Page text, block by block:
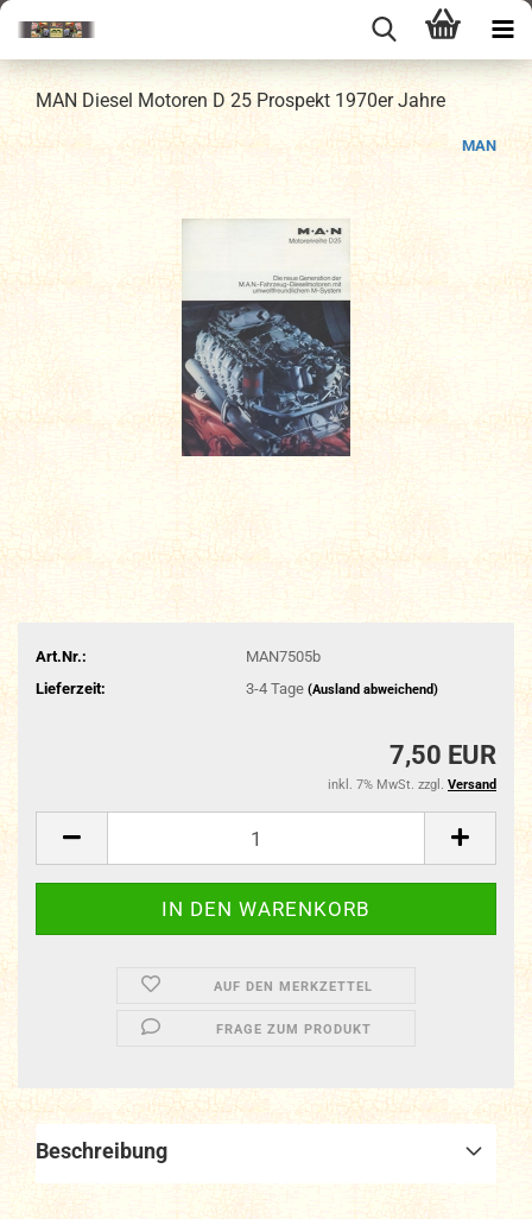
MAN Diesel Motoren D 25 Prospekt 1970er Jahre
MAN
Art.Nr.:
MAN7505b
Lieferzeit:
3-4 Tage (Ausland abweichend)
7,50 EUR
inkl. 7% MwSt. zzgl. Versand
AUF DEN MERKZETTEL
FRAGE ZUM PRODUKT
Beschreibung